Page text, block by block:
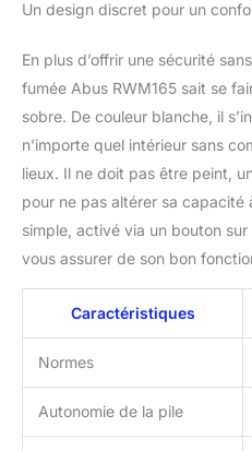
Un design discret pour un
En plus d’offrir une sécurité
fumée Abus RWM165 sait se
sobre. De couleur blanche, il
n’importe quel intérieur sans
lieux. Il ne doit pas être peint,
pour ne pas altérer sa
simple, activé via un bouton
vous assurer de son bon
Caractéristiques
Normes
Autonomie de la pile